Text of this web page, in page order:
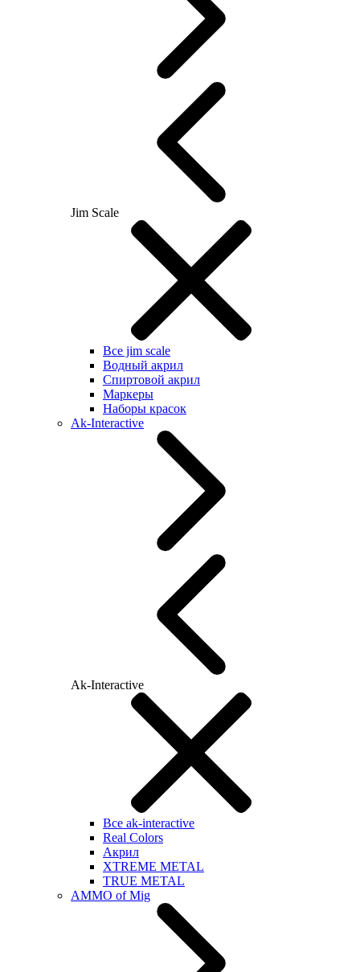
Jim Scale
Все jim scale
Водный акрил
Спиртовой акрил
Маркеры
Наборы красок
Ak-Interactive
Ak-Interactive
Все ak-interactive
Real Colors
Акрил
XTREME METAL
TRUE METAL
AMMO of Mig